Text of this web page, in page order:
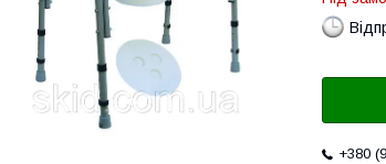
+380